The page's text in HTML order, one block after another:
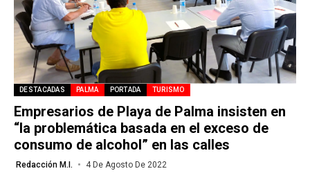
DESTACADAS PALMA PORTADA TURISMO
Empresarios de Playa de Palma insisten en
“la problemática basada en el exceso de
consumo de alcohol” en las calles
Redacción M.I. 4 De Agosto De 2022